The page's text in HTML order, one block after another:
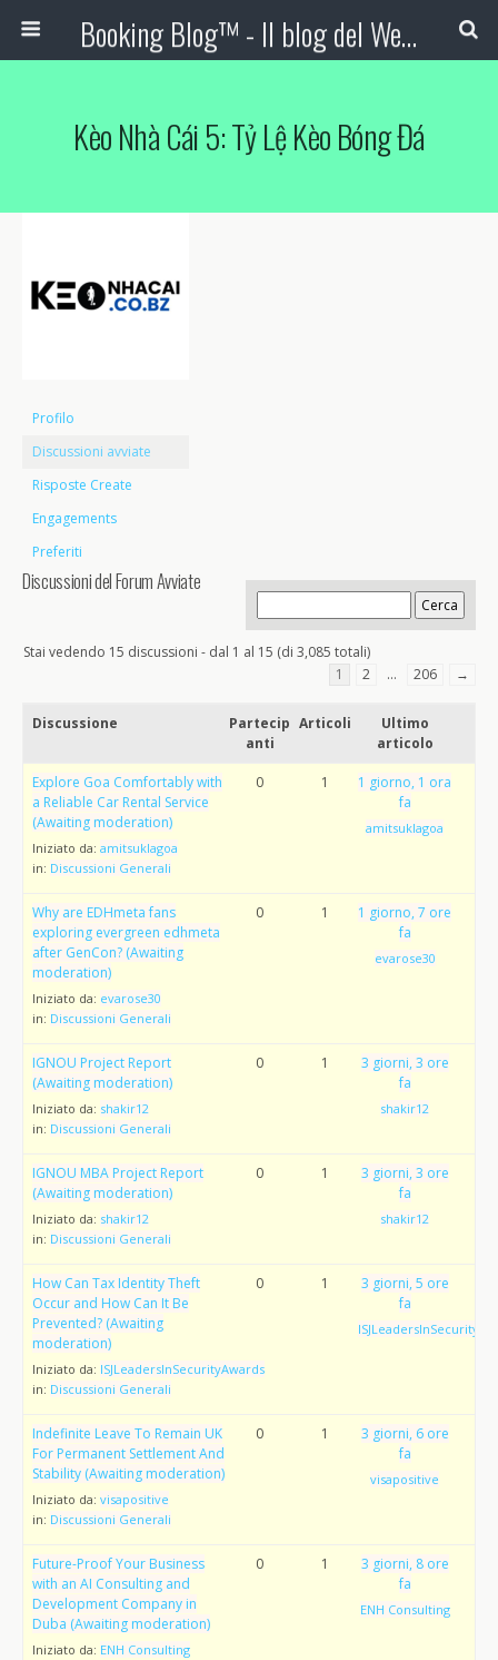
Booking Blog™ - Il blog del Web Marketing Turistico
Kèo Nhà Cái 5: Tỷ Lệ Kèo Bóng Đá
Profilo
Discussioni avviate
Risposte Create
Engagements
Preferiti
Discussioni del Forum Avviate
Stai vedendo 15 discussioni - dal 1 al 15 (di 3,085 totali)
1
2 … 206 →
Discussione
Partecip
anti
Articoli
Ultimo
articolo
Explore Goa Comfortably with
a Reliable Car Rental Service
(Awaiting moderation)
Iniziato da: amitsuklagoa
in: Discussioni Generali
0 1
1 giorno, 1 ora
fa
amitsuklagoa
Why are EDHmeta fans
exploring evergreen edhmeta
after GenCon? (Awaiting
moderation)
Iniziato da: evarose30
in: Discussioni Generali
0 1
1 giorno, 7 ore
fa
evarose30
IGNOU Project Report
(Awaiting moderation)
Iniziato da: shakir12
in: Discussioni Generali
0 1
3 giorni, 3 ore
fa
shakir12
IGNOU MBA Project Report
(Awaiting moderation)
Iniziato da: shakir12
in: Discussioni Generali
0 1
3 giorni, 3 ore
fa
shakir12
How Can Tax Identity Theft
Occur and How Can It Be
Prevented? (Awaiting
moderation)
Iniziato da: ISJLeadersInSecurityAwards
in: Discussioni Generali
0 1
3 giorni, 5 ore
fa
Indefinite Leave To Remain UK
For Permanent Settlement And
Stability (Awaiting moderation)
Iniziato da: visapositive
in: Discussioni Generali
0 1
3 giorni, 6 ore
fa
visapositive
Future-Proof Your Business
with an AI Consulting and
Development Company in
Duba (Awaiting moderation)
Iniziato da: ENH Consulting
0 1
3 giorni, 8 ore
fa
ENH Consulting